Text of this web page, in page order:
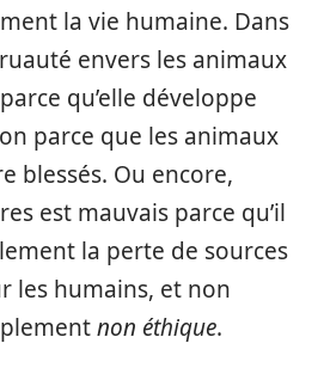
la vie humaine. Dans
envers les animaux
qu’elle développe
parce que les animaux
blessés. Ou encore,
est mauvais parce qu’il
la perte de sources
les humains, et non
non éthique.